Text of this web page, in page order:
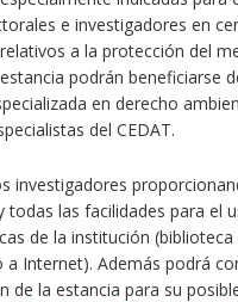
e investigadores en
a la protección del
podrán beneficiarse
en derecho
del CEDAT.
investigadores
las facilidades para el
de la institución (biblioteca
a Internet). Además podrá
de la estancia para su